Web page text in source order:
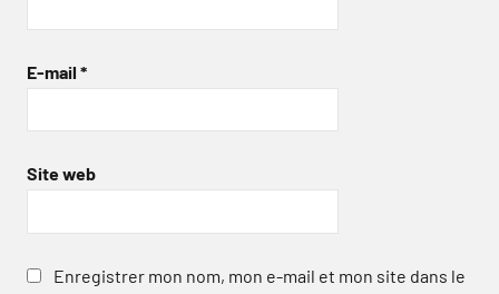
E-mail *
Site web
Enregistrer mon nom, mon e-mail et mon site dans le